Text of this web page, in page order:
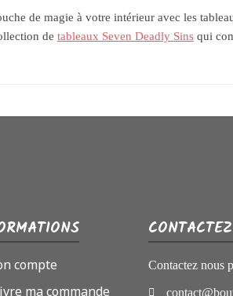
de magie à votre intérieur avec les
de tableaux Seven Deadly Sinsqui
compte
ma commande
Contactez nous